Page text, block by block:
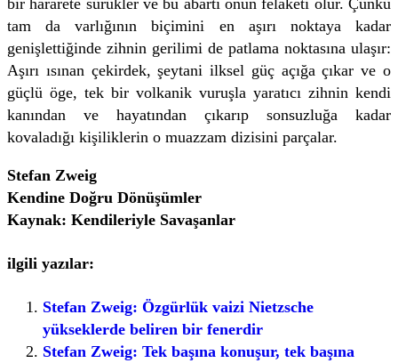
tam da varlığının biçimini en aşırı noktaya kadar
genişlettiğinde zihnin gerilimi de patlama noktasına ulaşır:
Aşırı ısınan çekirdek, şeytani ilksel güç açığa çıkar ve o
güçlü öge, tek bir volkanik vuruşla yaratıcı zihnin kendi
kanından ve hayatından çıkarıp sonsuzluğa kadar
kovaladığı kişiliklerin o muazzam dizisini parçalar.
Stefan Zweig
Kendine Doğru Dönüşümler
Kaynak: Kendileriyle Savaşanlar
ilgili yazılar:
Stefan Zweig: Özgürlük vaizi Nietzsche
yükseklerde beliren bir fenerdir
Stefan Zweig: Tek başına konuşur, tek başına